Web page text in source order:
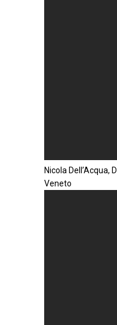
Nicola Dell’Acqua,
Veneto